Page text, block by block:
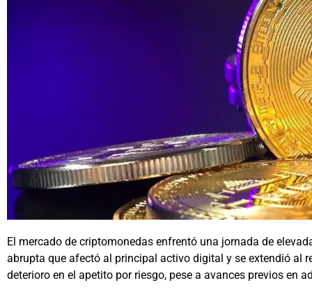
El mercado de criptomonedas enfrentó una jornada de
abrupta que afectó al principal activo digital y se extendió al
deterioro en el apetito por riesgo, pese a avances previos en